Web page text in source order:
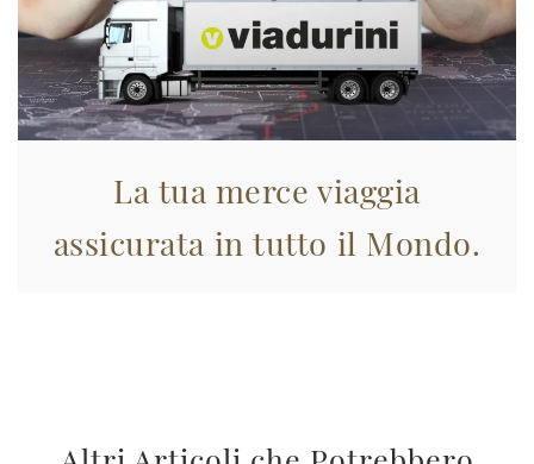
La tua merce viaggia
assicurata in tutto il Mondo.